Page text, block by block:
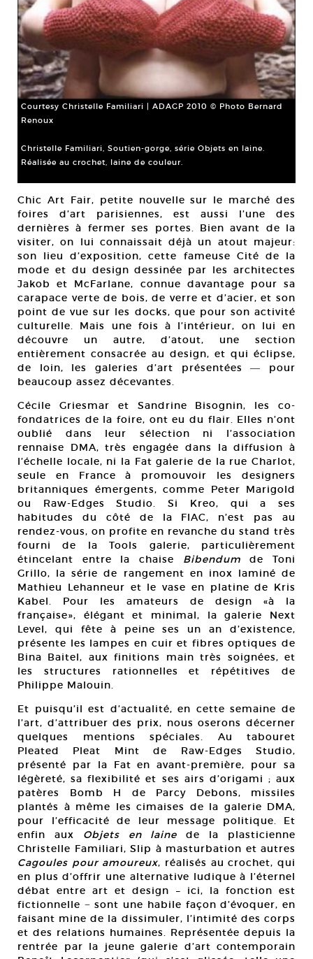
Courtesy Christelle Familiari | ADAGP 2010 © Photo Bernard
Renoux
Christelle Familiari, Soutien-gorge, série Objets en laine.
Réalisée au crochet, laine de couleur.
Chic Art Fair, petite nouvelle sur le marché des
foires d’art parisiennes, est aussi l’une des
dernières à fermer ses portes. Bien avant de la
visiter, on lui connaissait déjà un atout majeur:
son lieu d’exposition, cette fameuse Cité de la
mode et du design dessinée par les architectes
Jakob et McFarlane, connue davantage pour sa
carapace verte de bois, de verre et d’acier, et son
point de vue sur les docks, que pour son activité
culturelle. Mais une fois à l’intérieur, on lui en
découvre un autre, d’atout, une section
entièrement consacrée au design, et qui éclipse,
de loin, les galeries d’art présentées ― pour
beaucoup assez décevantes.
Cécile Griesmar et Sandrine Bisognin, les co-
fondatrices de la foire, ont eu du flair. Elles n’ont
oublié dans leur sélection ni l’association
rennaise DMA, très engagée dans la diffusion à
l’échelle locale, ni la Fat galerie de la rue Charlot,
seule en France à promouvoir les designers
britanniques émergents, comme Peter Marigold
ou Raw-Edges Studio. Si Kreo, qui a ses
habitudes du côté de la FIAC, n’est pas au
rendez-vous, on profite en revanche du stand très
fourni de la Tools galerie, particulièrement
étincelant entre la chaise Bibendumde Toni
Grillo, la série de rangement en inox laminé de
Mathieu Lehanneur et le vase en platine de Kris
Kabel. Pour les amateurs de design «à la
française», élégant et minimal, la galerie Next
Level, qui fête à peine ses un an d’existence,
présente les lampes en cuir et fibres optiques de
Bina Baitel, aux finitions main très soignées, et
les structures rationnelles et répétitives de
Philippe Malouin.
Et puisqu’il est d’actualité, en cette semaine de
l’art, d’attribuer des prix, nous oserons décerner
quelques mentions spéciales. Au tabouret
Pleated Pleat Mint de Raw-Edges Studio,
présenté par la Fat en avant-première, pour sa
légèreté, sa flexibilité et ses airs d’origami ; aux
patères Bomb H de Parcy Debons, missiles
plantés à même les cimaises de la galerie DMA,
pour l’efficacité de leur message politique. Et
enfin aux Objets en laine de la plasticienne
Christelle Familiari, Slip à masturbation et autres
Cagoules pour amoureux, réalisés au crochet, qui
en plus d’offrir une alternative ludique à l’éternel
débat entre art et design – ici, la fonction est
fictionnelle − sont une habile façon d’évoquer, en
faisant mine de la dissimuler, l’intimité des corps
et des relations humaines. Représentée depuis la
rentrée par la jeune galerie d’art contemporain